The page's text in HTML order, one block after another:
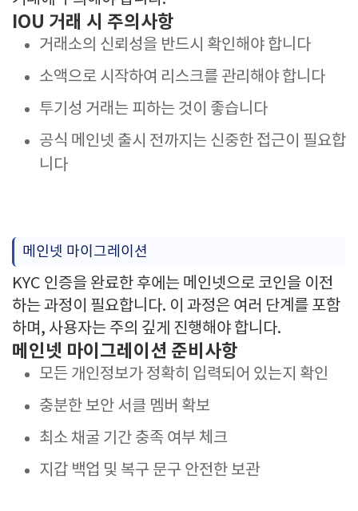
IOU 거래 시 주의사항
거래소의 신뢰성을 반드시 확인해야 합니다
소액으로 시작하여 리스크를 관리해야 합니다
투기성 거래는 피하는 것이 좋습니다
공식 메인넷 출시 전까지는 신중한 접근이 필요합
니다
메인넷 마이그레이션
KYC 인증을 완료한 후에는 메인넷으로 코인을 이전
하는 과정이 필요합니다. 이 과정은 여러 단계를 포함
하며, 사용자는 주의 깊게 진행해야 합니다.
메인넷 마이그레이션 준비사항
모든 개인정보가 정확히 입력되어 있는지 확인
충분한 보안 서클 멤버 확보
최소 채굴 기간 충족 여부 체크
지갑 백업 및 복구 문구 안전한 보관